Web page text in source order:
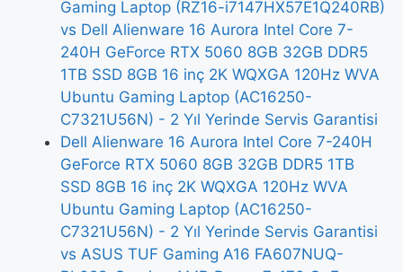
Gaming Laptop (RZ16-i7147HX57E1Q240RB)
vs Dell Alienware 16 Aurora Intel Core 7-
240H GeForce RTX 5060 8GB 32GB DDR5
1TB SSD 8GB 16 inç 2K WQXGA 120Hz WVA
Ubuntu Gaming Laptop (AC16250-
C7321U56N) - 2 Yıl Yerinde Servis Garantisi
Dell Alienware 16 Aurora Intel Core 7-240H
GeForce RTX 5060 8GB 32GB DDR5 1TB
SSD 8GB 16 inç 2K WQXGA 120Hz WVA
Ubuntu Gaming Laptop (AC16250-
C7321U56N) - 2 Yıl Yerinde Servis Garantisi
vs ASUS TUF Gaming A16 FA607NUQ-